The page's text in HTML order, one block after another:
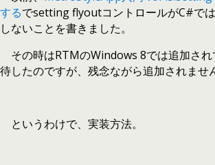
するでsetting flyoutコントロールがC#で
しないことを書きました。
その時はRTMのWindows 8では追加され
待したのですが、残念ながら追加されませ
というわけで、実装方法。